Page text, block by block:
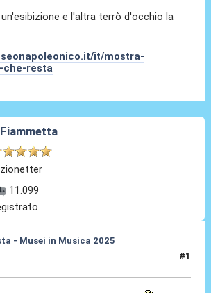
e l'altra terrò d'occhio la
it/mostra-
che-resta
Fiammetta
11.099
- Musei in Musica 2025
#1